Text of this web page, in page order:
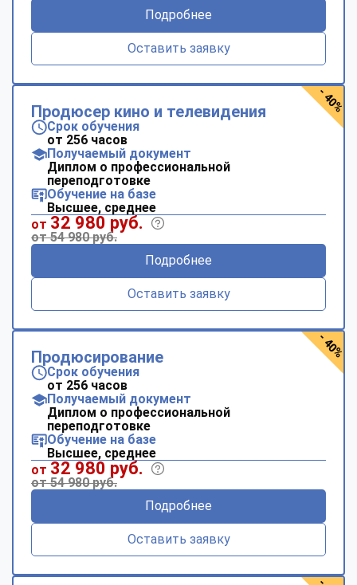
Подробнее
Оставить заявку
Продюсер кино и телевидения
Срок обучения
от 256 часов
Получаемый документ
Диплом о профессиональной
переподготовке
Обучение на базе
Высшее, среднее
от 32 980 руб.
от 54 980 руб.
Подробнее
Оставить заявку
- 40%
Продюсирование
Срок обучения
от 256 часов
Получаемый документ
Диплом о профессиональной
переподготовке
Обучение на базе
Высшее, среднее
от 32 980 руб.
от 54 980 руб.
Подробнее
Оставить заявку
- 40%